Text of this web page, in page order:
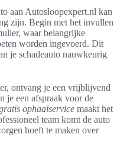
aan Autosloopexpert.nl kan
zijn. Begin met het invullen
waar belangrijke
worden ingevoerd. Dit
je schadeauto nauwkeurig
ontvang je een vrijblijvend
je een afspraak voor de
ophaalservice maakt het
team komt de auto
hoeft te maken over